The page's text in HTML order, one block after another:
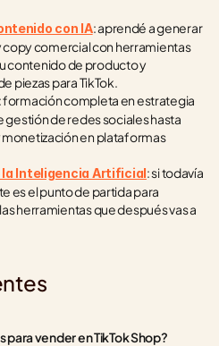
con IA: aprendé a generar
comercial con herramientas
contenido de producto y
piezas para TikTok.
: formación completa en estrategia
de redes sociales hasta
en plataformas
la Inteligencia Artificial: si todavía
es el punto de partida para
herramientas que después vas a
vender en TikTok Shop?